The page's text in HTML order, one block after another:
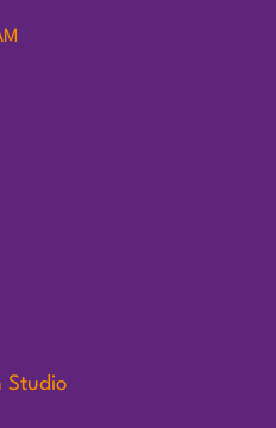
Studio